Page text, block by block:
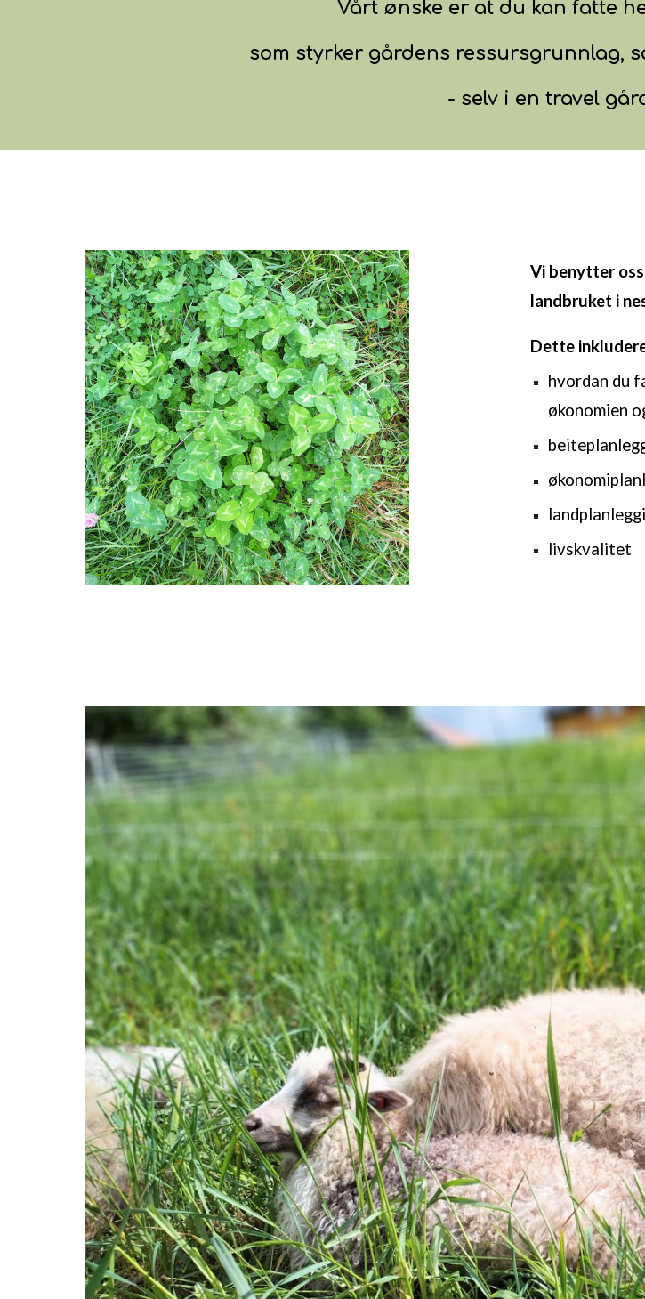
Vårt ønske er at du kan fatte
som styrkergårdens ressursgrunnlag,
- selv i en travel
Vi benytter
landbruket i
Dette
hvordan du
økonomien
livskvalitet